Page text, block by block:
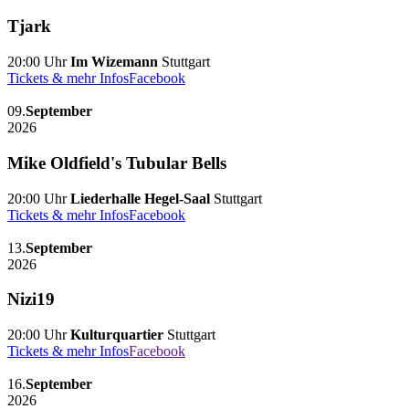
Tjark
20:00 UhrIm Wizemann Stuttgart
Tickets & mehr InfosFacebook
09.September
2026
Mike Oldfield's Tubular Bells
20:00 UhrLiederhalle Hegel-Saal Stuttgart
Tickets & mehr InfosFacebook
13.September
2026
Nizi19
20:00 UhrKulturquartier Stuttgart
Tickets & mehr InfosFacebook
16.September
2026